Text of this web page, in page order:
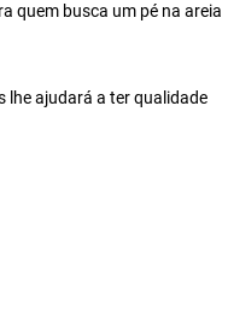
quem busca um pé na areia
lhe ajudará a ter qualidade